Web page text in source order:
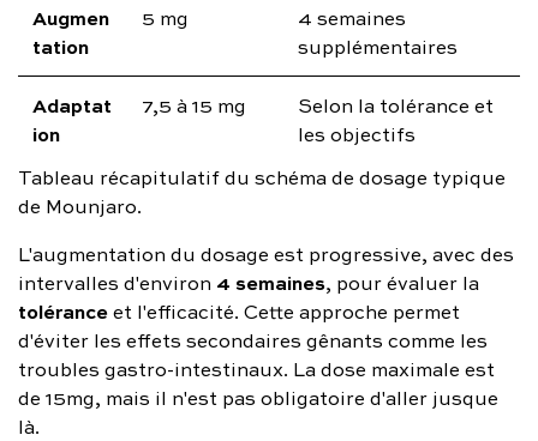
Augmen
tation
5 mg
4 semaines
supplémentaires
Adaptat
ion
7,5 à 15 mg
Selon la tolérance et
les objectifs
Tableau récapitulatif du schéma de dosage typique
de Mounjaro.
L'augmentation du dosage est progressive, avec des
intervalles d'environ 4 semaines, pour évaluer la
toléranceet l'efficacité. Cette approche permet
d'éviter les effets secondaires gênants comme les
troubles gastro-intestinaux. La dose maximale est
de 15mg, mais il n'est pas obligatoire d'aller jusque
là.